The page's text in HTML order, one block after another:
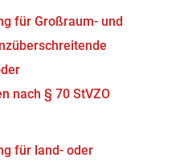
für Großraum- und
nach § 70 StVZO
für land- oder